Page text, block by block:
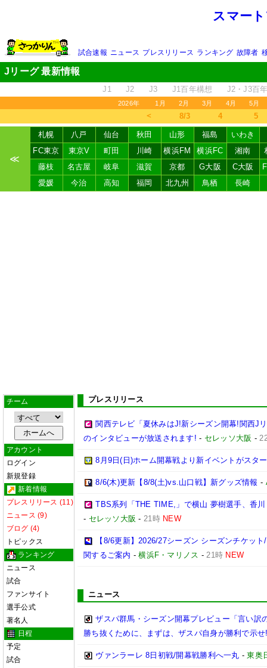
スマー
試合速報 ニュース プレスリリース ランキング 故障者
Jリーグ 最新情報
J1 J2 J3 J1百年構想 J2・J3百
2026年 1月 2月 3月 4月 5月
＜ 8/3 4 5
≪
札幌 八戸 仙台 秋田 山形 福島
いわき
FC東京
東京V 町田 川崎 横浜FM 横浜FC 湘南
藤枝
名古屋 岐阜 滋賀 京都 G大阪 C大阪
愛媛
今治 高知 福岡 北九州 鳥栖 長崎
チーム
アカウント
ログイン
新規登録
新着情報
プレスリリース (11)
ニュース (9)
ブログ (4)
トピックス
ランキング
ニュース
試合
ファンサイト
選手公式
著名人
日程
予定
試合
プレスリリース
関西テレビ「夏休みはJ!新シーズン開幕!関西J
のインタビューが放送されます! - セレッソ大阪 -
8月9日(日)ホーム開幕戦より新イベントがスタ
8/6(木)更新【8/8(土)vs.山口戦】新グッズ情報 -
TBS系列「THE TIME,」で横山 夢樹選手、香
- セレッソ大阪 - 21時 NEW
【8/6更新】2026/27シーズン シーズンチケッ
関するご案内 -横浜F・マリノス -21時 NEW
ニュース
ザスパ群馬・シーズン開幕プレビュー「言い訳
勝ち抜くために、まずは、ザスパ自身が勝利で示せ
ヴァンラーレ 8日初戦/開幕戦勝利へ一丸 -東奥